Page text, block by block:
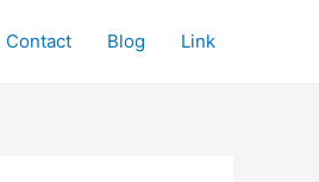
Contact Blog Link